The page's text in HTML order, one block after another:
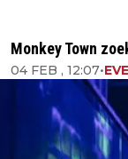
Monkey Town
04 FEB , 12:07•